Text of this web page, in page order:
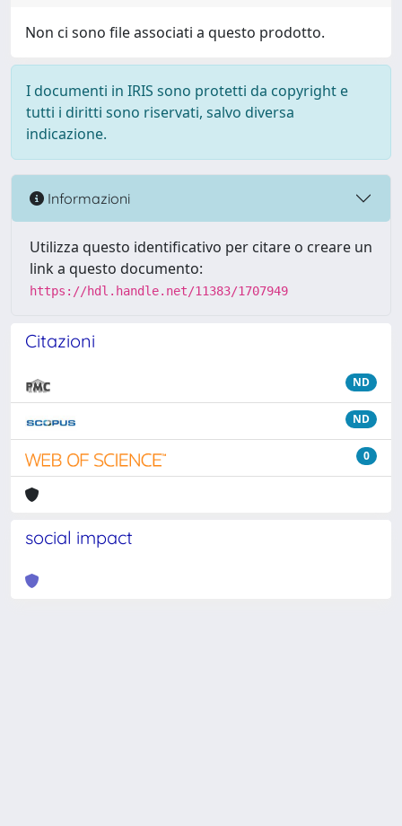
Non ci sono file associati a questo prodotto.
I documenti in IRIS sono protetti da copyright e
tutti i diritti sono riservati, salvo diversa
indicazione.
Informazioni
Utilizza questo identificativo per citare o creare un
link a questo documento:
https://hdl.handle.net/11383/1707949
Citazioni
ND
ND
0
social impact